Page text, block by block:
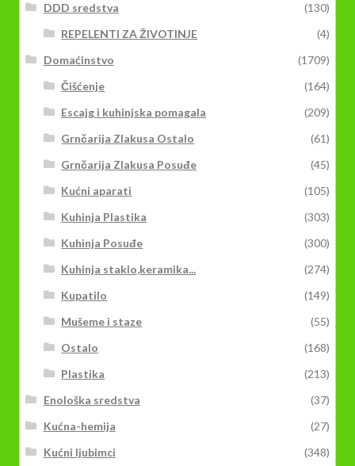
DDD sredstva
(130)
REPELENTI ZA ŽIVOTINJE
(4)
Domaćinstvo
(1709)
Čišćenje
(164)
Escajg i kuhinjska pomagala
(209)
Grnčarija Zlakusa Ostalo
(61)
Grnčarija Zlakusa Posuđe
(45)
Kućni aparati
(105)
Kuhinja Plastika
(303)
Kuhinja Posuđe
(300)
Kuhinja staklo,keramika...
(274)
Kupatilo
(149)
Mušeme i staze
(55)
Ostalo
(168)
Plastika
(213)
Enološka sredstva
(37)
Kućna-hemija
(27)
Kućni ljubimci
(348)